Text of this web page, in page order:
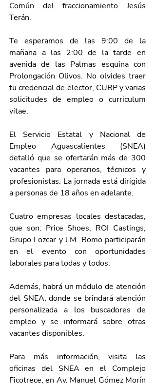
Común del fraccionamiento Jesús
Terán.
Te esperamos de las 9:00 de la
mañana a las 2:00 de la tarde en
avenida de las Palmas esquina con
Prolongación Olivos. No olvides traer
tu credencial de elector, CURP y varias
solicitudes de empleo o curriculum
vitae.
El Servicio Estatal y Nacional de
Empleo Aguascalientes (SNEA)
detalló que se ofertarán más de 300
vacantes para operarios, técnicos y
profesionistas. La jornada está dirigida
a personas de 18 años en adelante.
Cuatro empresas locales destacadas,
que son: Price Shoes, ROI Castings,
Grupo Lozcar y J.M. Romo participarán
en el evento con oportunidades
laborales para todas y todos.
Además, habrá un módulo de atención
del SNEA, donde se brindará atención
personalizada a los buscadores de
empleo y se informará sobre otras
vacantes disponibles.
Para más información, visita las
oficinas del SNEA en el Complejo
Ficotrece, en Av. Manuel Gómez Morín